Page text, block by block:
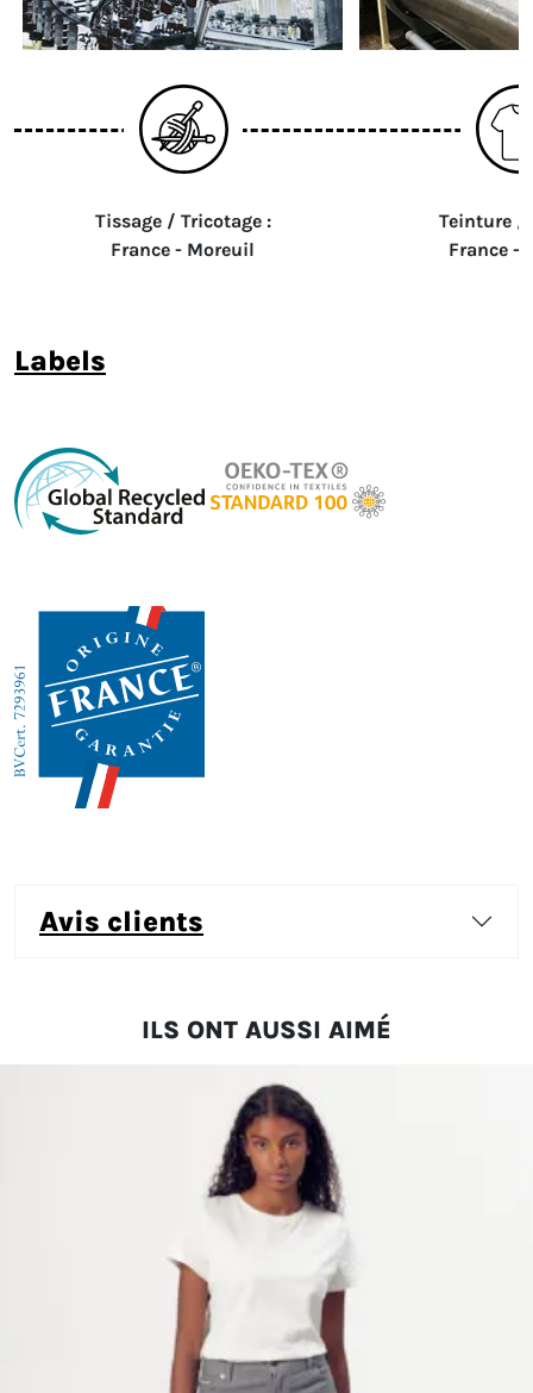
Tissage / Tricotage :
France - Moreuil
Teinture /
France -
labels
avis clients
ILS ONT AUSSI AIMÉ